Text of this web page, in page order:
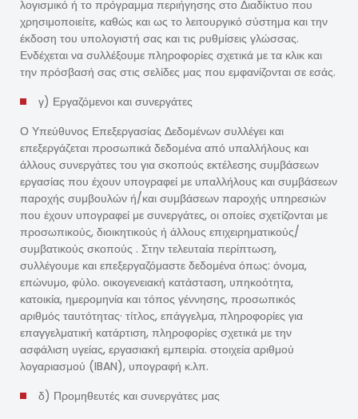
λογισμικό ή το πρόγραμμα περιήγησης στο Διαδίκτυο που
χρησιμοποιείτε, καθώς και ως το λειτουργικό σύστημα και την
έκδοση του υπολογιστή σας και τις ρυθμίσεις γλώσσας.
Ενδέχεται να συλλέξουμε πληροφορίες σχετικά με τα κλικ και
την πρόσβασή σας στις σελίδες μας που εμφανίζονται σε εσάς.
γ) Εργαζόμενοι και συνεργάτες
Ο Υπεύθυνος Επεξεργασίας Δεδομένων συλλέγει και
επεξεργάζεται προσωπικά δεδομένα από υπαλλήλους και
άλλους συνεργάτες του για σκοπούς εκτέλεσης συμβάσεων
εργασίας που έχουν υπογραφεί με υπαλλήλους και συμβάσεων
παροχής συμβουλών ή/και συμβάσεων παροχής υπηρεσιών
που έχουν υπογραφεί με συνεργάτες, οι οποίες σχετίζονται με
προσωπικούς, διοικητικούς ή άλλους επιχειρηματικούς/
συμβατικούς σκοπούς . Στην τελευταία περίπτωση,
συλλέγουμε και επεξεργαζόμαστε δεδομένα όπως: όνομα,
επώνυμο, φύλο. οικογενειακή κατάσταση, υπηκοότητα,
κατοικία, ημερομηνία και τόπος γέννησης, προσωπικός
αριθμός ταυτότητας· τίτλος, επάγγελμα, πληροφορίες για
επαγγελματική κατάρτιση, πληροφορίες σχετικά με την
ασφάλιση υγείας, εργασιακή εμπειρία. στοιχεία αριθμού
λογαριασμού (IBAN), υπογραφή κ.λπ.
δ) Προμηθευτές και συνεργάτες μας